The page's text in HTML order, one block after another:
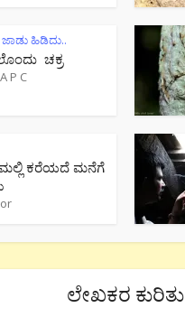
ಹಿಡಿದು..
ಚಕ್ರ
P C
ಕರೆಯದೆ ಮನೆಗೆ
ಲೇಖಕರ ಕುರಿತು